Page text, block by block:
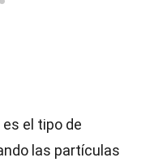
el tipo de
las partículas